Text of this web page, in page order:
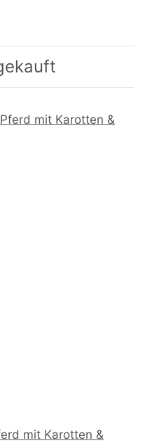
mit Karotten &